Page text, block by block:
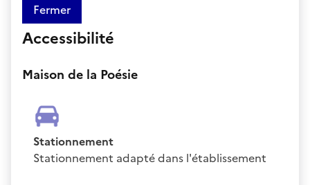
Fermer
Accessibilité
Maison de la Poésie
Stationnement
Stationnement adapté dans l'établissement